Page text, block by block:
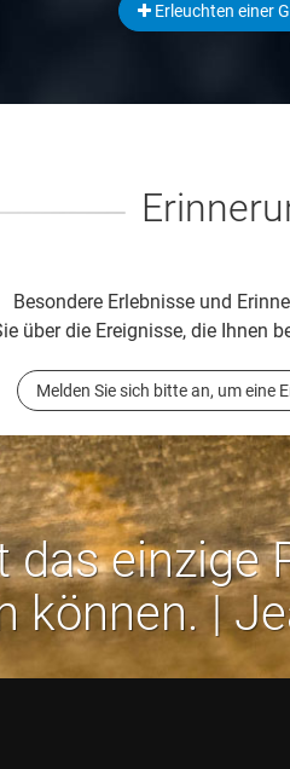
Erleuchten einer
Besondere Erlebnisse und
über die Ereignisse, die Ihnen
Melden Sie sich bitte an, um eine
das einzige
können. |